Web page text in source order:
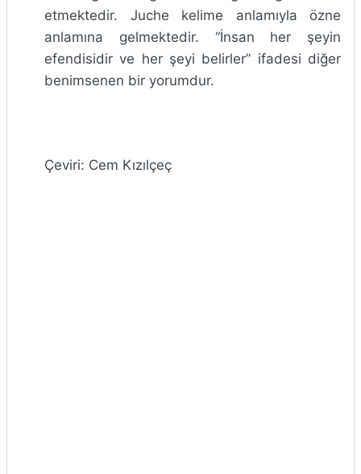
etmektedir. Juche kelime anlamıyla özne
anlamına gelmektedir. “İnsan her şeyin
efendisidir ve her şeyi belirler” ifadesi diğer
benimsenen bir yorumdur.
Çeviri: Cem Kızılçeç